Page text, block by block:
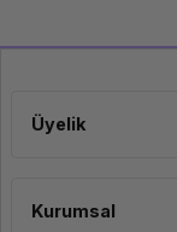
Üyelik
Kurumsal